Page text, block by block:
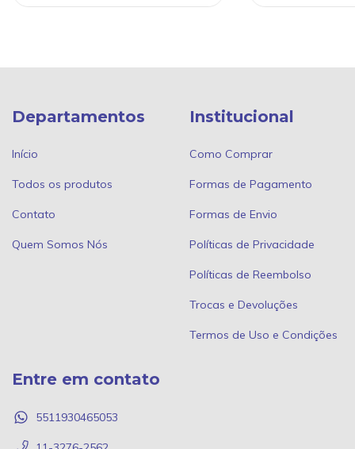
Departamentos
Início
Todos os produtos
Contato
Quem Somos Nós
Institucional
Como Comprar
Formas de Pagamento
Formas de Envio
Políticas de Privacidade
Políticas de Reembolso
Trocas e Devoluções
Termos de Uso e Condições
Entre em contato
5511930465053